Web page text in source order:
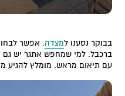
בבוקר נסענו למצדה. אפשר
ברכבל. למי שמחפש אתגר יש גם
עם תיאום מראש. מומלץ להגיע